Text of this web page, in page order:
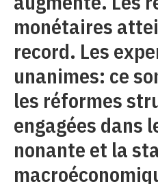
monétaires
record. Les
unanimes: ce
les réformes
engagées dans
nonante et la